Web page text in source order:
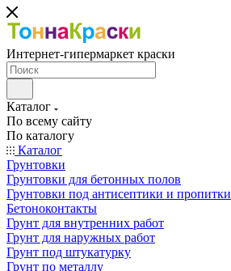
Интернет-гипермаркет краски
Каталог
По всему сайту
По каталогу
Каталог
Грунтовки
Грунтовки для бетонных полов
Грунтовки под антисептики и пропитки
Бетоноконтакты
Грунт для внутренних работ
Грунт для наружных работ
Грунт под штукатурку
Грунт по металлу